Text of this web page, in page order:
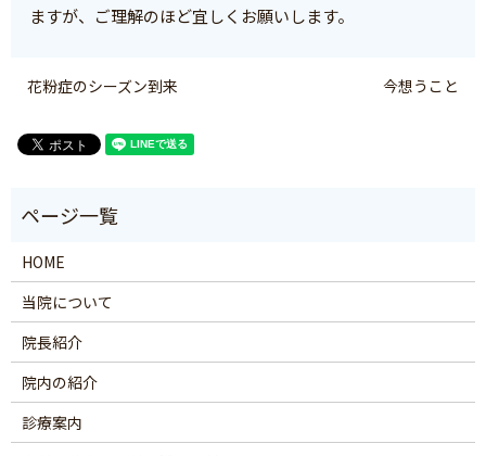
ますが、ご理解のほど宜しくお願いします。
花粉症のシーズン到来 今想うこと
HOME
当院について
院長紹介
院内の紹介
診療案内